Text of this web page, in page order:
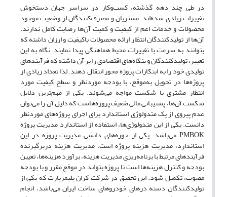
در طی چند دهه گذشته، کسب‌وکار در سراسر جهان دستخوش
تغییرات زیادی شده‌اند. مشتریان و مصرف‌کنندگان از وضعیت موجود
محصولات و خدمات اعم از کیفیت و کمیت آن‌ها رضایت کامل ندارند.
آن‌ها از تولیدکنندگان انتظار ارائه محصولات باکیفیت­ و ارزان داشته که
بتوانند به سرعت با تغییرات محیط هماهنگی پیدا نمایند. نگاه به این
تغییر، تولیدکنندگان و بنگاه‌های اقتصادی را بر آن داشته که فرآیندهای
تولیدی خود را به ابتکارات پروژه محور انتقال دهند. لذا تعداد زیادی از
پروژه‌ها در تحویل به‌موقع، با بودجه موردنظر و سطح کیفیت مورد
انتظار مشتری با شکست مواجه می‌شوند. یکی از مهم‌ترین دلایل
شکست آن‌ها، پشتیبانی مالی ضعیف پروژه‌هاست که دلیل آن را می‌توان
عدم پیروی از یک متدولوژی استاندارد برای اجرای پروژه‌های موردنظر
دانست. یکی از این متدولوژی‌ها، استفاده از استاندارد مدیریت پروژه
PMBOK می‌باشد. یکی از حوزه‌های دانشی مدیریت پروژه در این
استاندارد، مدیریت هزینه پروژه است. مدیریت هزینه دربرگیرنده‏
فرآیندهای مرتبط با برنامه‌ریزی مدیریت هزینه، برآورد هزینه‌ها، تعیین
بودجه و کنترل هزینه‌ها است تا پروژه بتواند در موقع مقرر و با بودجه
مصوب، تکمیل شود. این تحقیق در شرکت کران پلیمرپارت که یکی از
تولیدکنندگان دسته درهای خودروهای ساخت ایران می‌باشد، انجام